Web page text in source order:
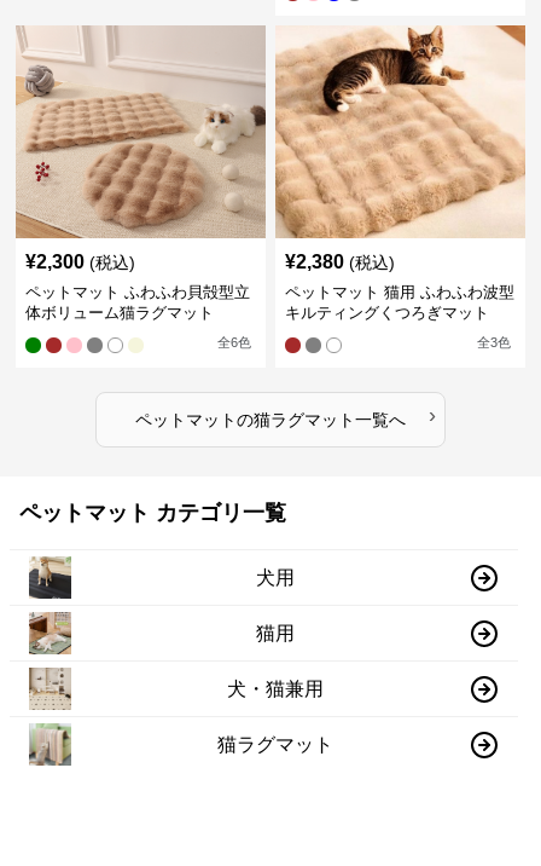
¥2,300 (税込)
ペットマット ふわふわ貝殻型立
体ボリューム猫ラグマット
全6色
¥2,380 (税込)
ペットマット 猫用 ふわふわ波型
キルティングくつろぎマット
全3色
ペットマットの猫ラグマット一覧へ ›
ペットマット カテゴリ一覧
犬用
猫用
犬・猫兼用
猫ラグマット